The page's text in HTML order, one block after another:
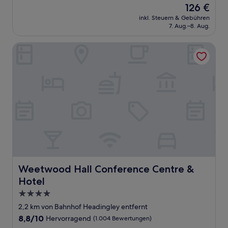
Der
Preis
beträgt
126 €
inkl. Steuern & Gebühren
7. Aug.–8. Aug.
Weetwood Hall Conference Centre &
Hotel
Weetwood Hall Conference Centre & Hotel
4.0-
Sterne-
Unterkunft
2,2 km von Bahnhof Headingley entfernt
8.8
8,8/10 Hervorragend (1.004 Bewertungen)